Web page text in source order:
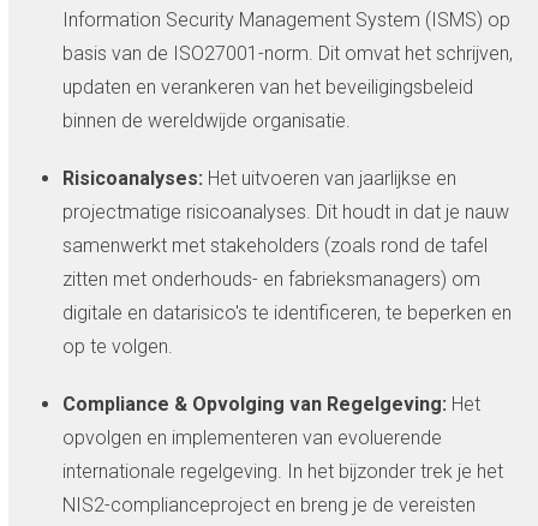
Information Security Management System (ISMS) op
basis van de ISO27001-norm. Dit omvat het schrijven,
updaten en verankeren van het beveiligingsbeleid
binnen de wereldwijde organisatie.
Risicoanalyses: Het uitvoeren van jaarlijkse en
projectmatige risicoanalyses. Dit houdt in dat je nauw
samenwerkt met stakeholders (zoals rond de tafel
zitten met onderhouds- en fabrieksmanagers) om
digitale en datarisico's te identificeren, te beperken en
op te volgen.
Compliance & Opvolging van Regelgeving: Het
opvolgen en implementeren van evoluerende
internationale regelgeving. In het bijzonder trek je het
NIS2-complianceproject en breng je de vereisten